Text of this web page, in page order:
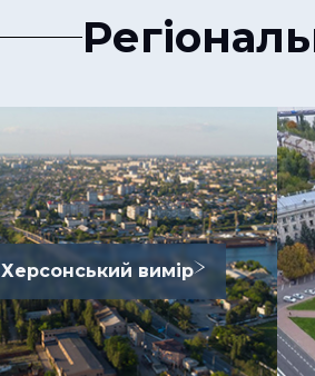
Херсонський вимір